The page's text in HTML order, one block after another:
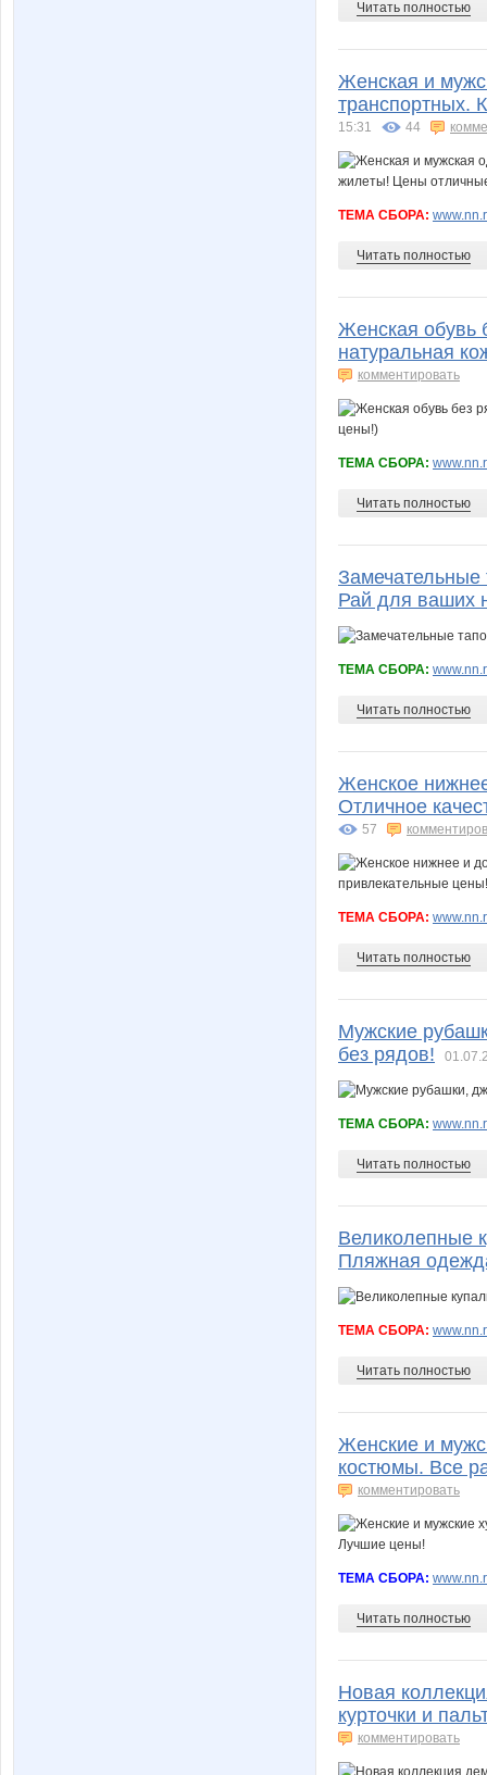
Читать полностью
Женская и
транспортных.
15:31 44
ТЕМА СБОРА:
Читать полностью
Женская обувь
натуральная
комментировать
ТЕМА СБОРА:
Читать полностью
Замечательные
Рай для ваших
ТЕМА СБОРА:
Читать полностью
Женское
Отличное
57
ТЕМА СБОРА:
Читать полностью
Мужские
без рядов!
ТЕМА СБОРА:
Читать полностью
Великолепные
Пляжная
ТЕМА СБОРА:
Читать полностью
Женские и
костюмы. Все
комментировать
ТЕМА СБОРА:
Читать полностью
Новая
курточки и
комментировать